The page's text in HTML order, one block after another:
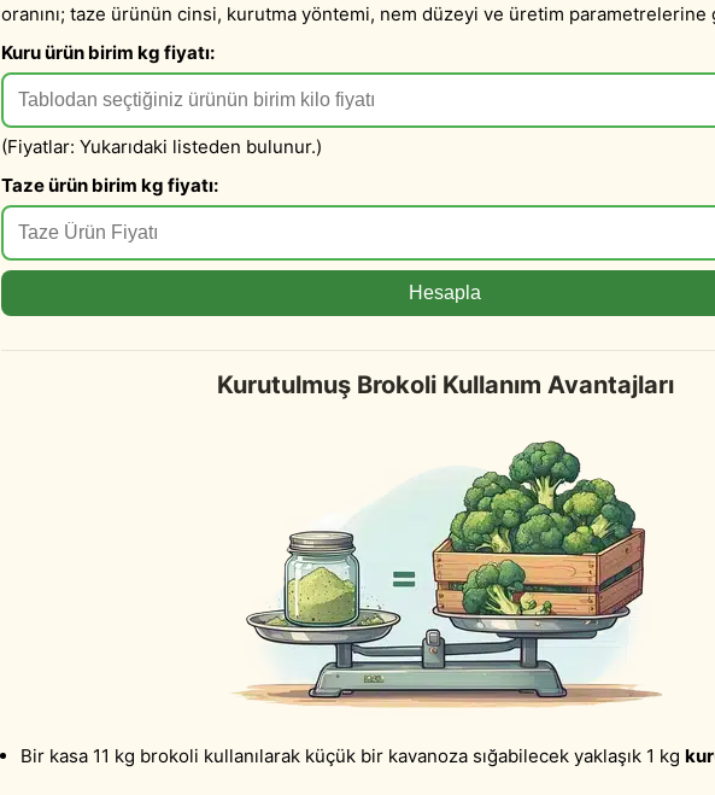
oranını; taze ürünün cinsi, kurutma yöntemi, nem düzeyi ve üretim
Kuru ürün birim kg fiyatı:
(Fiyatlar: Yukarıdaki listeden bulunur.)
Taze ürün birim kg fiyatı:
Hesapla
Kurutulmuş Brokoli Kullanım Avantajları
Bir kasa 11 kg brokoli kullanılarak küçük bir kavanoza sığabilecek yaklaşık 1 kg